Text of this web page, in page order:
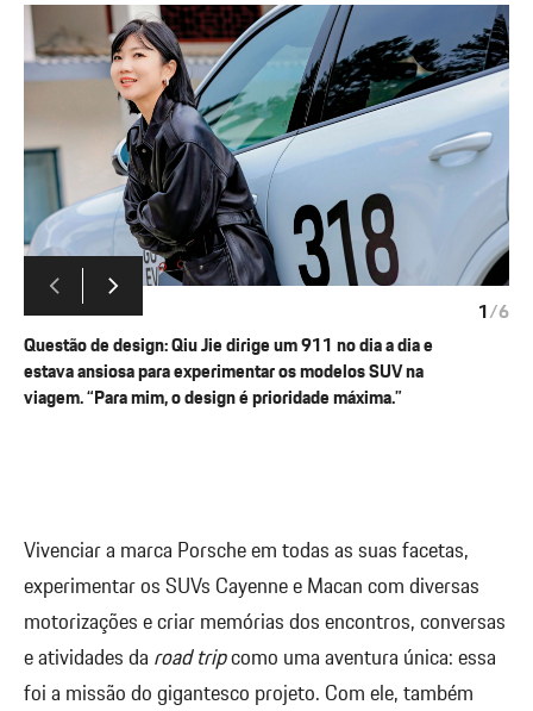
Questão de design: Qiu Jie dirige um 911 no dia a dia e
estava ansiosa para experimentar os modelos SUV na
viagem. “Para mim, o design é prioridade máxima.”
1/6
Vivenciar a marca Porsche em todas as suas facetas,
experimentar os SUVs Cayenne e Macan com diversas
motorizações e criar memórias dos encontros, conversas
e atividades da road tripcomo uma aventura única: essa
foi a missão do gigantesco projeto. Com ele, também